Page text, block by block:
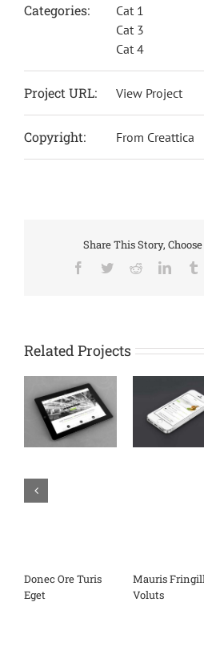
Categories:
Cat 1
Cat 3
Cat 4
Project URL: View Project
Copyright: From Creattica
Share This Story,
Related Projects
Donec Ore Turis
Eget
Mauris
Voluts